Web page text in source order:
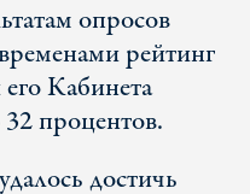
опросов
рейтинг
Кабинета
процентов.
достичь